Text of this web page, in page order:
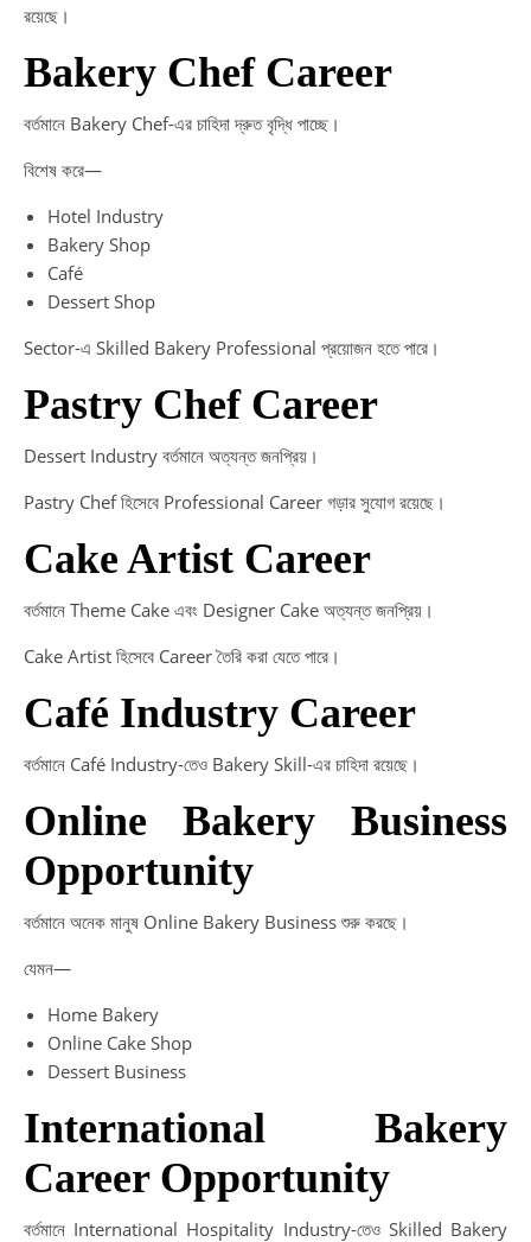
রয়েছে।
Bakery Chef Career
বর্তমানে Bakery Chef-এর চাহিদা দ্রুত বৃদ্ধি পাচ্ছে।
বিশেষ করে—
Hotel Industry
Bakery Shop
Café
Dessert Shop
Sector-এ Skilled Bakery Professional প্রয়োজন হতে পারে।
Pastry Chef Career
Dessert Industry বর্তমানে অত্যন্ত জনপ্রিয়।
Pastry Chef হিসেবে Professional Career গড়ার সুযোগ রয়েছে।
Cake Artist Career
বর্তমানে Theme Cake এবং Designer Cake অত্যন্ত জনপ্রিয়।
Cake Artist হিসেবে Career তৈরি করা যেতে পারে।
Café Industry Career
বর্তমানে Café Industry-তেও Bakery Skill-এর চাহিদা রয়েছে।
Online Bakery Business
Opportunity
বর্তমানে অনেক মানুষ Online Bakery Business শুরু করছে।
যেমন—
Home Bakery
Online Cake Shop
Dessert Business
International Bakery
Career Opportunity
বর্তমানে International Hospitality Industry-তেও Skilled Bakery